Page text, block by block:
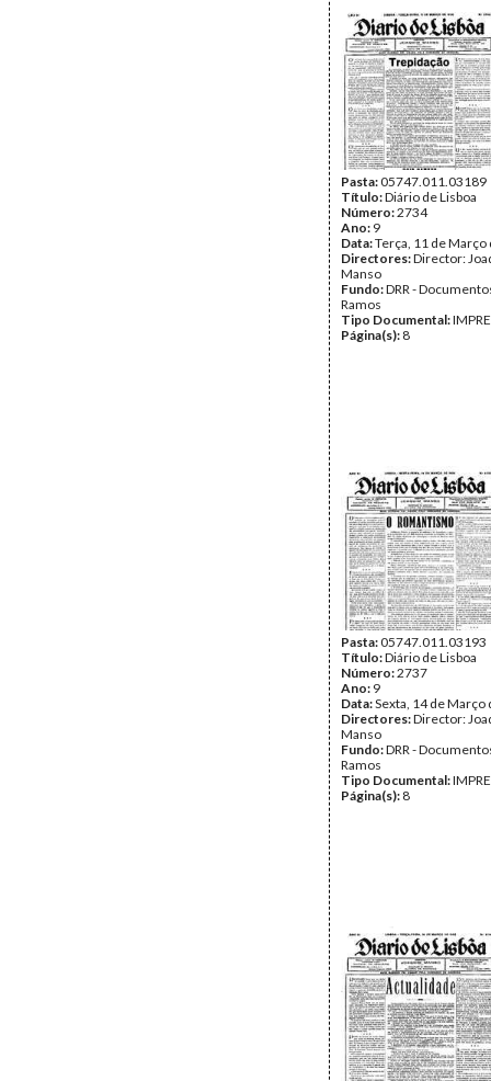
Pasta:05747.011.03189
Título:Diário de Lisboa
Número:2734
Ano: 9
Data:Terça, 11 de Março
Directores:Director:
Manso
Fundo:DRR -
Ramos
Tipo Documental:
Página(s): 8
Pasta:05747.011.03193
Título:Diário de Lisboa
Número:2737
Ano: 9
Data:Sexta, 14 de Março
Directores:Director:
Manso
Fundo:DRR -
Ramos
Tipo Documental:
Página(s): 8